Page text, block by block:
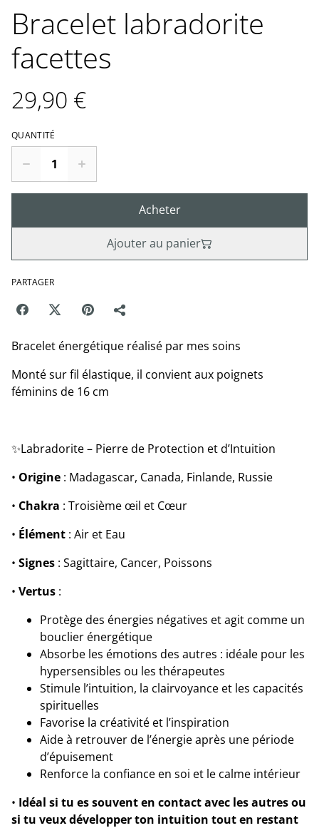
Bracelet labradorite
facettes
29,90 €
QUANTITÉ
Acheter
Ajouter au panier
PARTAGER
Bracelet énergétique réalisé par mes soins
Monté sur fil élastique, il convient aux poignets
féminins de 16 cm
✨Labradorite – Pierre de Protection et d’Intuition
• Origine : Madagascar, Canada, Finlande, Russie
• Chakra : Troisième œil et Cœur
• Élément : Air et Eau
• Signes : Sagittaire, Cancer, Poissons
• Vertus :
Protège des énergies négatives et agit comme un
bouclier énergétique
Absorbe les émotions des autres : idéale pour les
hypersensibles ou les thérapeutes
Stimule l’intuition, la clairvoyance et les capacités
spirituelles
Favorise la créativité et l’inspiration
Aide à retrouver de l’énergie après une période
d’épuisement
Renforce la confiance en soi et le calme intérieur
• Idéal si tu es souvent en contact avec les autres ou
si tu veux développer ton intuition tout en restant